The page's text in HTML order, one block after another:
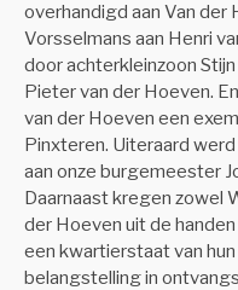
overhandigd aan Van der
Vorsselmans aan Henri
door achterkleinzoon
Pieter van der Hoeven.
van der Hoeven een
Pinxteren. Uiteraard
aan onze burgemeester
Daarnaast kregen zowel
der Hoeven uit de
een kwartierstaat van
belangstelling in